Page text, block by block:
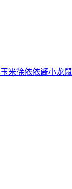
玉米徐依依酱小龙鼠